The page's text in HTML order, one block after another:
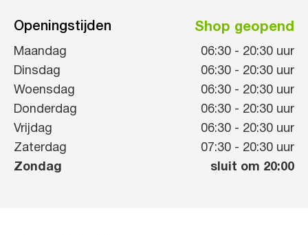
Openingstijden Shop geopend
Maandag 06:30 - 20:30 uur
Dinsdag
06:30 - 20:30 uur
Woensdag
06:30 - 20:30 uur
Donderdag
06:30 - 20:30 uur
Vrijdag
06:30 - 20:30 uur
Zaterdag
07:30 - 20:30 uur
Zondag
sluit om 20:00